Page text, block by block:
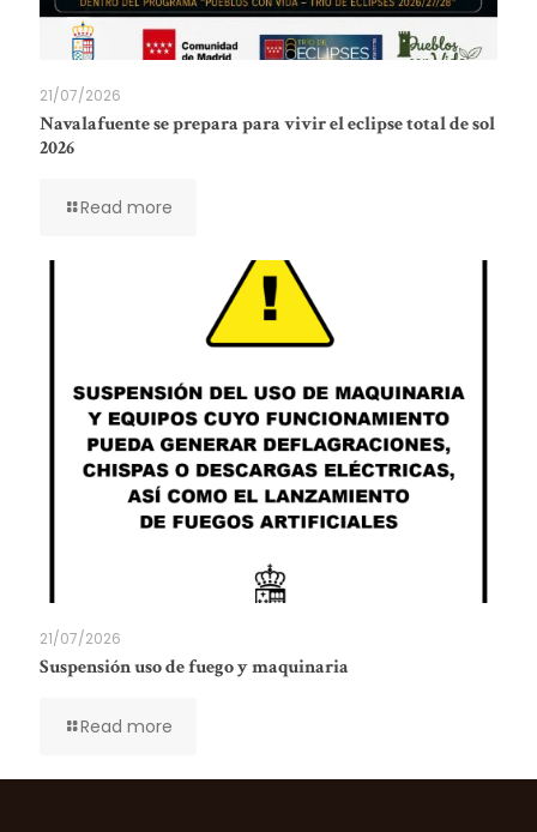
21/07/2026
Navalafuente se prepara para vivir el eclipse total de sol
2026
Read more
21/07/2026
Suspensión uso de fuego y maquinaria
Read more